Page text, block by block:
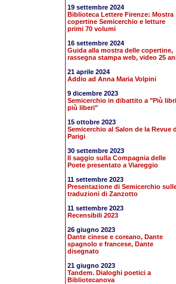
19 settembre 2024
Biblioteca Lettere Firenze: Mostra
copertine Semicerchio e letture
primi 70 volumi
16 settembre 2024
Guida alla mostra delle copertine,
rassegna stampa web, video 25
21 aprile 2024
Addio ad Anna Maria Volpini
9 dicembre 2023
Semicerchio in dibattito a "Più libri
più liberi"
15 ottobre 2023
Semicerchio al Salon de la Revue
Parigi
30 settembre 2023
Il saggio sulla Compagnia delle
Poete presentato a Viareggio
11 settembre 2023
Presentazione di Semicerchio
traduzioni di Zanzotto
11 settembre 2023
Recensibili 2023
26 giugno 2023
Dante cinese e coreano, Dante
spagnolo e francese, Dante
disegnato
21 giugno 2023
Tandem. Dialoghi poetici a
Bibliotecanova